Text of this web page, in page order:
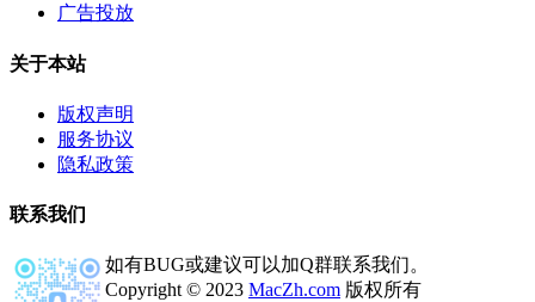
广告投放
关于本站
版权声明
服务协议
隐私政策
联系我们
如有BUG或建议可以加Q群联系我们。
Copyright © 2023 MacZh.com 版权所有